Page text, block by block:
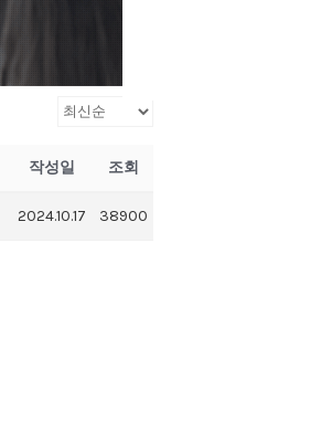
작성일 조회
2024.10.17 38900